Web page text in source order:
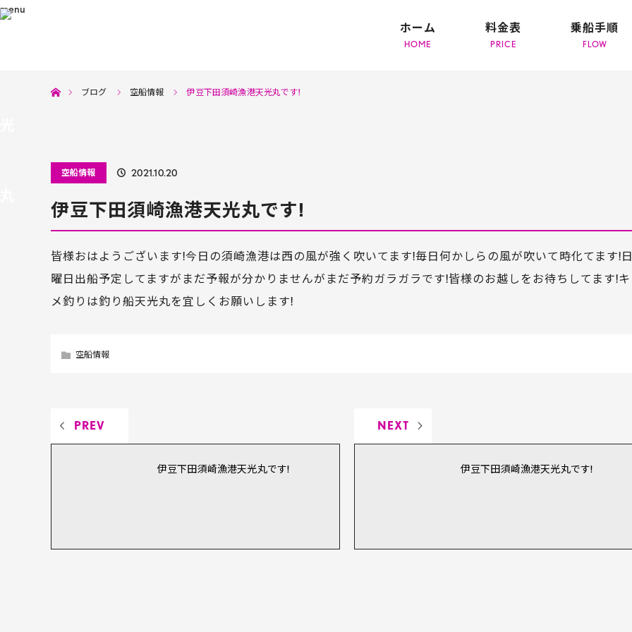
menu
ホーム
料金表 乗船手順
ブログ
空船情報 伊豆下田須崎漁港天光丸です!
空船情報 2021.10.20
伊豆下田須崎漁港天光丸です!
皆様おはようございます!今日の須崎漁港は西の風が強く吹いてます!毎日何かしらの風が吹いて時化てます!日
曜日出船予定してますがまだ予報が分かりませんがまだ予約ガラガラです!皆様のお越しをお待ちしてます!キ
メ釣りは釣り船天光丸を宜しくお願いします!
空船情報
PREV
伊豆下田須崎漁港天光丸です!
NEXT
伊豆下田須崎漁港天光丸です!